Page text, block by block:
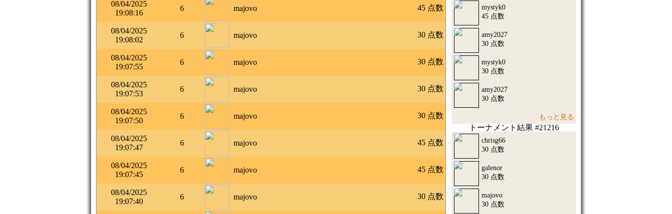
08/04/2025
19:08:16
6 majovo 45 点数
08/04/2025
19:08:02
6 majovo 30 点数
08/04/2025
19:07:55
6 majovo 30 点数
08/04/2025
19:07:53
6 majovo 30 点数
08/04/2025
19:07:50
6 majovo 30 点数
08/04/2025
19:07:47
6 majovo 45 点数
08/04/2025
19:07:45
6 majovo 45 点数
08/04/2025
19:07:40
6 majovo 30 点数
mystyk0
45 点数
amy2027
30 点数
mystyk0
30 点数
amy2027
30 点数
もっと見る
トーナメント結果 #21216
chrisg66
30 点数
galenor
30 点数
majovo
30 点数